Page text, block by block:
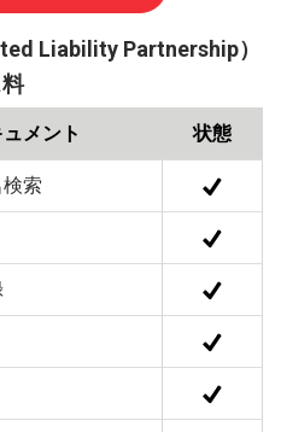
Liability Partnership）
メント 状態
索